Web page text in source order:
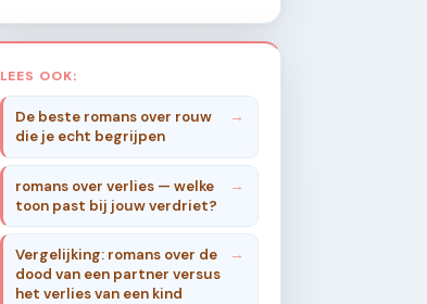
LEES OOK:
De beste romans over rouw
die je echt begrijpen
romans over verlies — welke
toon past bij jouw verdriet?
Vergelijking: romans over de
dood van een partner versus
het verlies van een kind